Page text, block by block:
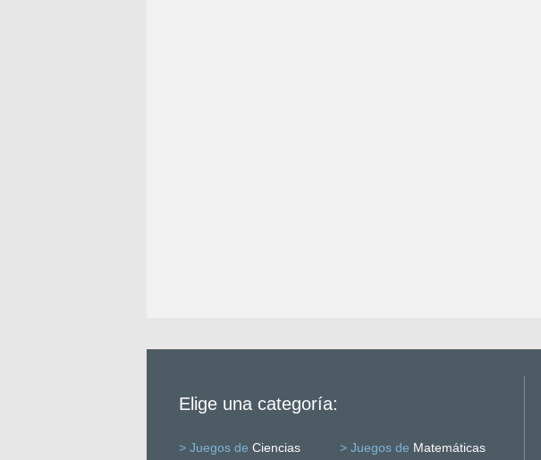
Elige una categoría:
> Juegos de Ciencias > Juegos de Matemáticas